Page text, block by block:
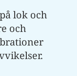
lok och
och